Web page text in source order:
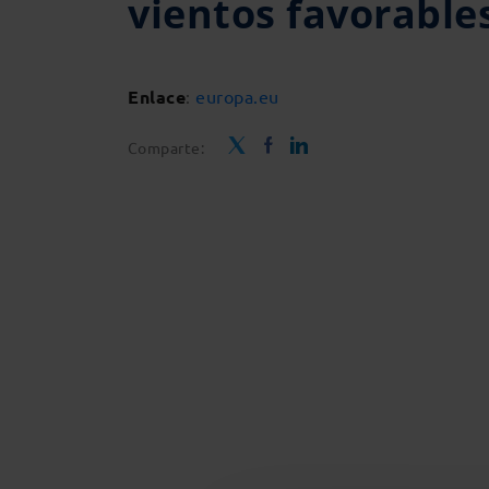
vientos
Enlace: europa.eu
Comparte: